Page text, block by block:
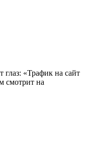
«Трафик на сайт
смотрит на